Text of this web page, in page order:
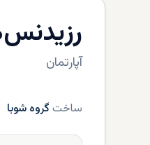
آپارتمان
ساخت گروه شوبا